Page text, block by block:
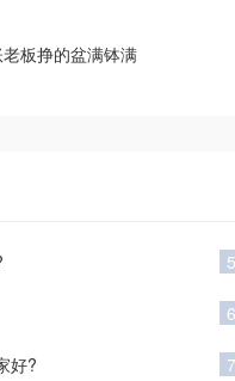
板挣的盆满钵满
好?
5
6
7